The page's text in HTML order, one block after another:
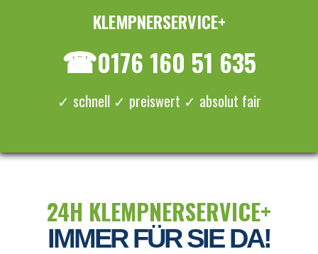
KLEMPNERSERVICE+
☎0176 160 51 635
✓ schnell ✓ preiswert ✓ absolut fair
24H KLEMPNERSERVICE+
IMMER FÜR SIE DA!